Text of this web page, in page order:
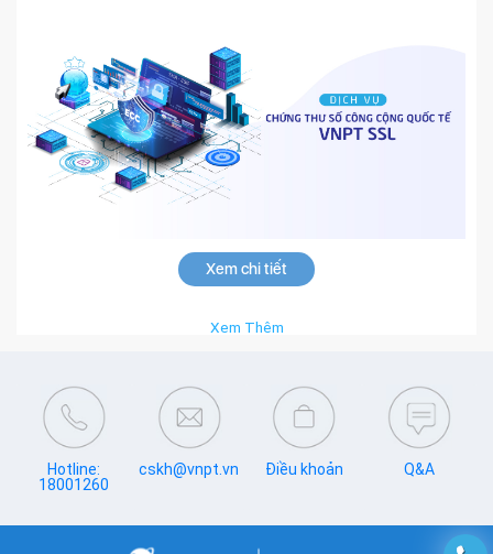
Xem chi tiết
Xem Thêm
Hotline:
18001260
cskh@vnpt.vn Điều khoản Q&A